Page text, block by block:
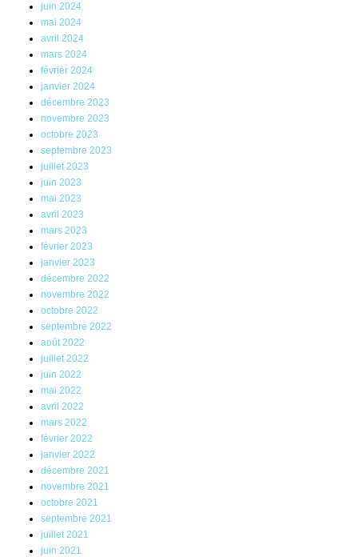
juin 2024
mai 2024
avril 2024
mars 2024
février 2024
janvier 2024
décembre 2023
novembre 2023
octobre 2023
septembre 2023
juillet 2023
juin 2023
mai 2023
avril 2023
mars 2023
février 2023
janvier 2023
décembre 2022
novembre 2022
octobre 2022
septembre 2022
août 2022
juillet 2022
juin 2022
mai 2022
avril 2022
mars 2022
février 2022
janvier 2022
décembre 2021
novembre 2021
octobre 2021
septembre 2021
juillet 2021
juin 2021